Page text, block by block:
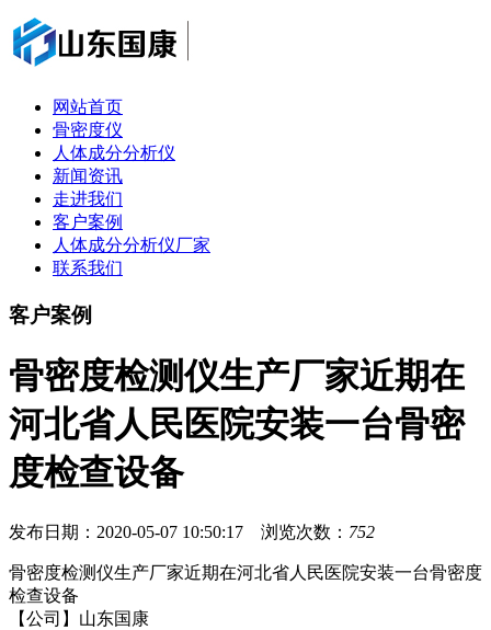
网站首页
骨密度仪
人体成分分析仪
新闻资讯
走进我们
客户案例
人体成分分析仪厂家
联系我们
客户案例
骨密度检测仪生产厂家近期在
河北省人民医院安装一台骨密
度检查设备
发布日期：2020-05-07 10:50:17 浏览次数： 752
骨密度检测仪生产厂家近期在河北省人民医院安装一台骨密度
检查设备
【公司】山东国康